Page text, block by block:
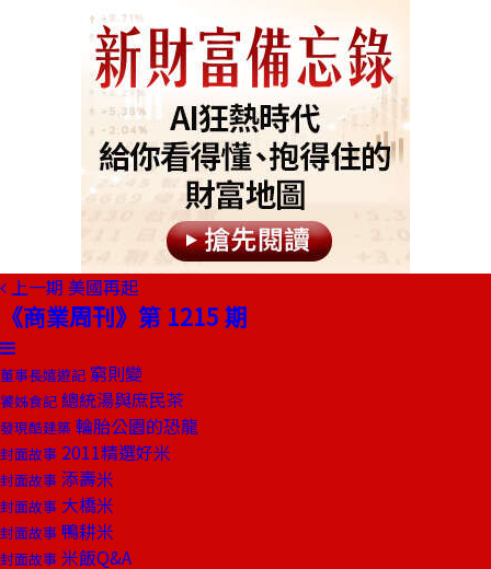
上一期 美國再起
《商業周刊》第 1215 期
董事長嬉遊記 窮則變
饕姊食記 總統湯與庶民茶
發現酷建築 輪胎公園的恐龍
封面故事 2011精選好米
封面故事 添壽米
封面故事 大橋米
封面故事 鴨耕米
封面故事 米飯Q&A